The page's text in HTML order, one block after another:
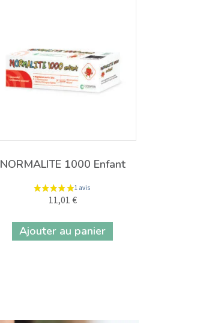
NORMALITE 1000 Enfant
11,01 €
Ajouter au panier